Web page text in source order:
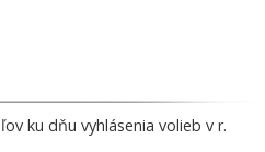
ku dňu vyhlásenia volieb v r.